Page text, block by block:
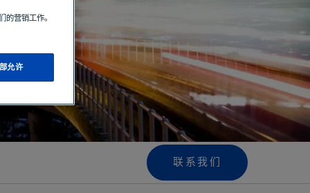
联系我们
的营销工作。
允许